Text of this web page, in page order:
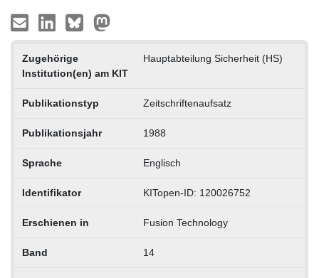
Zugehörige
Institution(en) am KIT
Hauptabteilung Sicherheit (HS)
Publikationstyp Zeitschriftenaufsatz
Publikationsjahr 1988
Sprache Englisch
Identifikator KITopen-ID: 120026752
Erschienen in Fusion Technology
Band 14